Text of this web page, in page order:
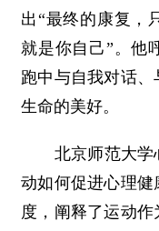
出“最终的康复，
就是你自己”。他
跑中与自我对话
生命的美好。
北京师范大学
动如何促进心理健
度，阐释了运动